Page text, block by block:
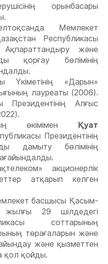
орынбасары
Мемлекет
Республикасы
Ақпараттандыру және
қорғау бөлімінің
Үкіметінің «Дарын»
лауреаты (2006).
Президентінің Алғыс
өкімімен Қуат
Президентінің
дамыту бөлімінің
акционерлік
атқарып келген
басшысы Қасым-
29 шілдедегі
соттарының
төрағаларын және
және қызметтен
қол қойды.